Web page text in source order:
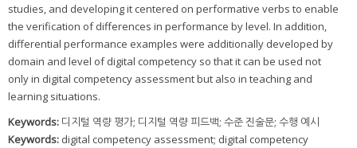
studies, and developing it centered on performative verbs to enable
the verification of differences in performance by level. In addition,
differential performance examples were additionally developed by
domain and level of digital competency so that it can be used not
only in digital competency assessment but also in teaching and
learning situations.
Keywords: 디지털 역량 평가; 디지털 역량 피드백; 수준 진술문; 수행 예시
Keywords: digital competency assessment; digital competency